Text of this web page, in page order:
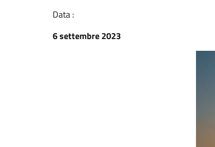
Data :
6 settembre 2023